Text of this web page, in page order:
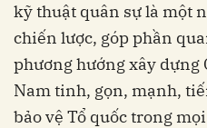
kỹ thuật quân sự là một
chiến lược, góp phần
phương hướng xây
Nam tinh, gọn, mạnh,
bảo vệ Tổ quốc trong